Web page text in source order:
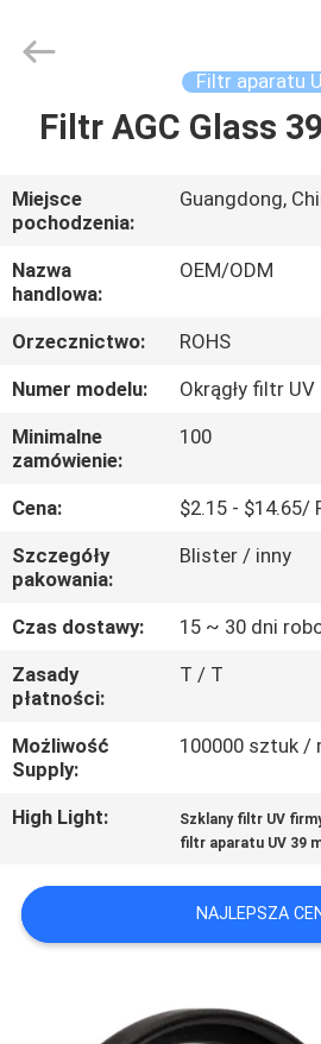
DOM
PRODUKTY
O
WYCIECZKA
PO
FABRYCE
KONTROLA
JAKOŚCI
SKONTAKTUJ
SIĘ
Z
NAMI
O
WYCENĘ
SITEMAP
Technology
Ltd..
Filtr aparatu
Filtr AGC Glass
Miejsce
pochodzenia:
Guangdong,
Nazwa
handlowa:
OEM/ODM
Orzecznictwo:
ROHS
Numer modelu:
Okrągły filtr UV
Minimalne
zamówienie:
100
Cena:
$2.15 - $14.65/
Szczegóły
pakowania:
Blister / inny
Czas dostawy:
15 ~ 30 dni
Zasady
płatności:
T / T
Możliwość
Supply:
100000 sztuk /
High Light: Szklany filtr UV
filtr aparatu UV 39
NAJLEPSZA